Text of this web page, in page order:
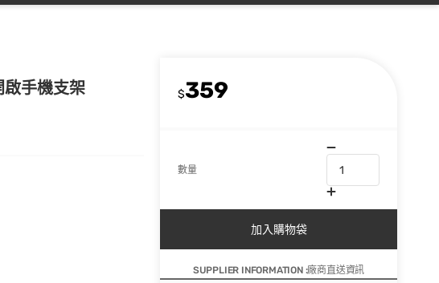
手機支架
$359
數量
加入購物袋
SUPPLIER INFORMATION :廠商直送資訊